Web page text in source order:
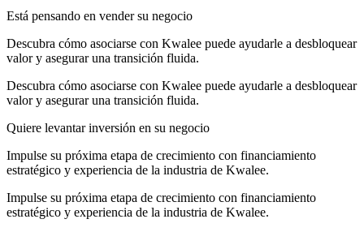
Está pensando en vender su negocio
Descubra cómo asociarse con Kwalee puede ayudarle a desbloquear
valor y asegurar una transición fluida.
Descubra cómo asociarse con Kwalee puede ayudarle a desbloquear
valor y asegurar una transición fluida.
Quiere levantar inversión en su negocio
Impulse su próxima etapa de crecimiento con financiamiento
estratégico y experiencia de la industria de Kwalee.
Impulse su próxima etapa de crecimiento con financiamiento
estratégico y experiencia de la industria de Kwalee.